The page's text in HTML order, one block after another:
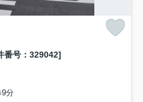
号：329042]
9分